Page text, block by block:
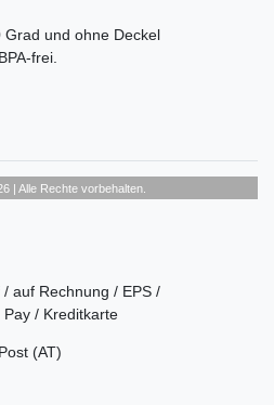
und ohne Deckel
frei.
| Alle Rechte vorbehalten.
auf Rechnung / EPS /
/ Kreditkarte
(AT)